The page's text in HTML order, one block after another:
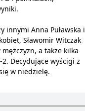
innymi Anna Puławska i
Sławomir Witczak
a także kilka
Decydujące wyścigi z
w niedzielę.